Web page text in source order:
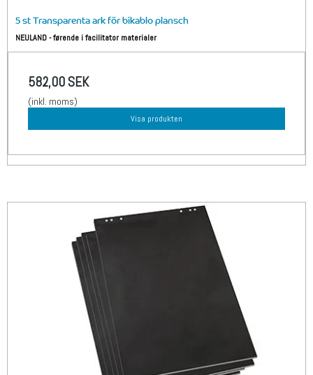
5 st Transparenta ark för bikablo plansch
NEULAND - førende i facilitator materialer
582,00 SEK
(inkl. moms)
Visa produkten